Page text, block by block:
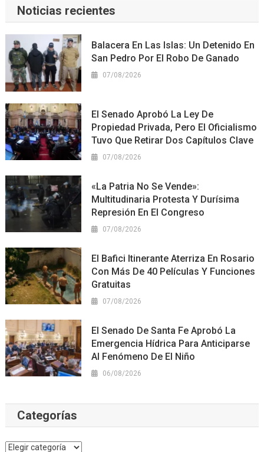
Noticias recientes
Balacera En Las Islas: Un Detenido En
San Pedro Por El Robo De Ganado
07/08/2026
El Senado Aprobó La Ley De
Propiedad Privada, Pero El Oficialismo
Tuvo Que Retirar Dos Capítulos Clave
07/08/2026
«La Patria No Se Vende»:
Multitudinaria Protesta Y Durísima
Represión En El Congreso
07/08/2026
El Bafici Itinerante Aterriza En Rosario
Con Más De 40 Películas Y Funciones
Gratuitas
07/08/2026
El Senado De Santa Fe Aprobó La
Emergencia Hídrica Para Anticiparse
Al Fenómeno De El Niño
06/08/2026
Categorías
Categorías